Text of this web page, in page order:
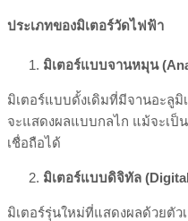
ประเภทของมิเตอร์วัดไฟฟ้า
มิเตอร์แบบจานหมุน
มิเตอร์แบบดั้งเดิมที่มีจานอะลู
จะแสดงผลแบบกลไก แม้จะเป็
เชื่อถือได้
มิเตอร์แบบดิจิทัล
มิเตอร์รุ่นใหม่ที่แสดงผลด้วยตั